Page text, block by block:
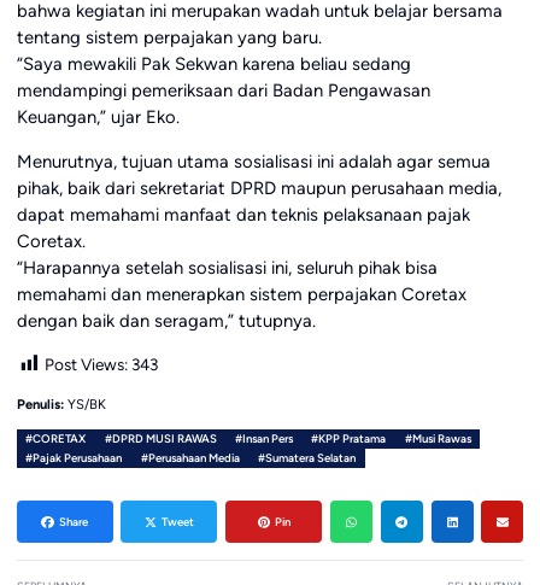
bahwa kegiatan ini merupakan wadah untuk belajar bersama
tentang sistem perpajakan yang baru.
“Saya mewakili Pak Sekwan karena beliau sedang
mendampingi pemeriksaan dari Badan Pengawasan
Keuangan,” ujar Eko.
Menurutnya, tujuan utama sosialisasi ini adalah agar semua
pihak, baik dari sekretariat DPRD maupun perusahaan media,
dapat memahami manfaat dan teknis pelaksanaan pajak
Coretax.
“Harapannya setelah sosialisasi ini, seluruh pihak bisa
memahami dan menerapkan sistem perpajakan Coretax
dengan baik dan seragam,” tutupnya.
Post Views: 343
Penulis: YS/BK
#CORETAX #DPRD MUSI RAWAS #Insan Pers #KPP Pratama
#Musi Rawas
#Pajak Perusahaan
#Perusahaan Media #Sumatera Selatan
Share Tweet Pin